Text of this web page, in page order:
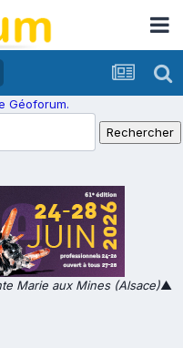
Géoforum.
Marie aux Mines (Alsace)▲